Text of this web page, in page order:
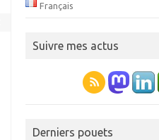
Français
Suivre mes actus
Derniers pouets